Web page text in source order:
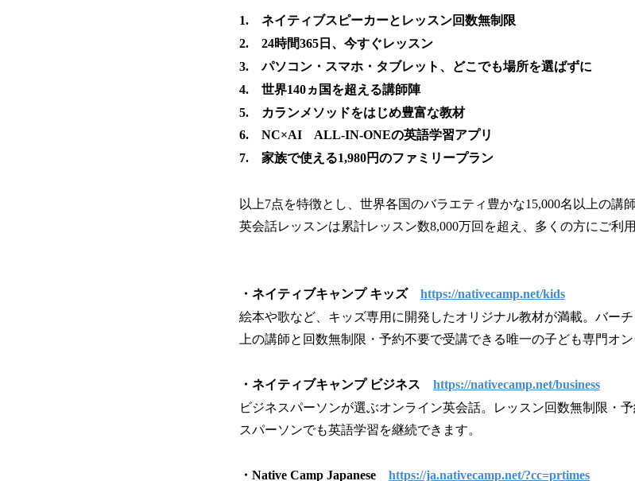
1. ネイティブスピーカーとレッスン回数無制限
2. 24時間365日、今すぐレッスン
3. パソコン・スマホ・タブレット、どこでも場所を選ばずに
4. 世界140ヵ国を超える講師陣
5. カランメソッドをはじめ豊富な教材
6. NC×AI ALL-IN-ONEの英語学習アプリ
7. 家族で使える1,980円のファミリープラン
以上7点を特徴とし、世界各国のバラエティ豊かな15,000名以上の講
英会話レッスンは累計レッスン数8,000万回を超え、多くの方にご利
・ネイティブキャンプ キッズ https://nativecamp.net/kids
絵本や歌など、キッズ専用に開発したオリジナル教材が満載。バー
上の講師と回数無制限・予約不要で受講できる唯一の子ども専門オ
・ネイティブキャンプ ビジネス https://nativecamp.net/business
ビジネスパーソンが選ぶオンライン英会話。レッスン回数無制限・
スパーソンでも英語学習を継続できます。
・Native Camp Japanese https://ja.nativecamp.net/?cc=prtimes